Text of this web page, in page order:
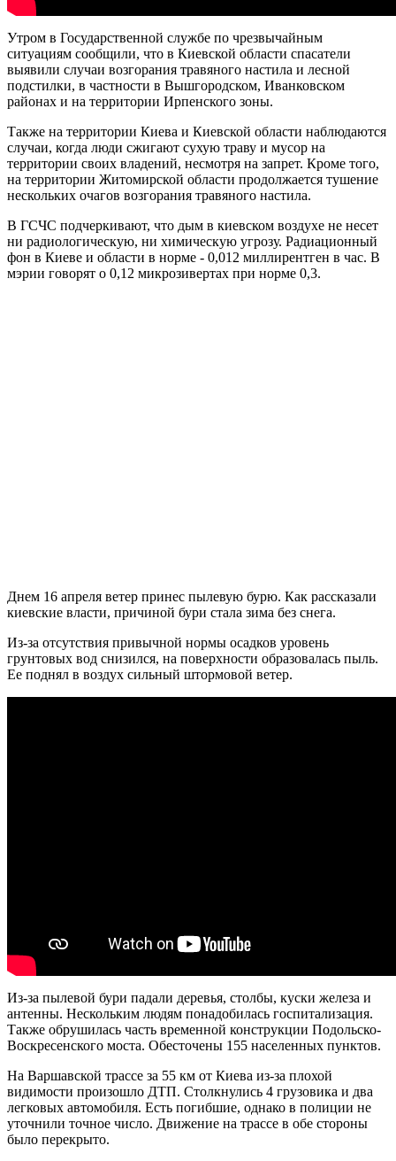
Утром в Государственной службе по чрезвычайным
ситуациям сообщили, что в Киевской области спасатели
выявили случаи возгорания травяного настила и лесной
подстилки, в частности в Вышгородском, Иванковском
районах и на территории Ирпенского зоны.
Также на территории Киева и Киевской области наблюдаются
случаи, когда люди сжигают сухую траву и мусор на
территории своих владений, несмотря на запрет. Кроме того,
на территории Житомирской области продолжается тушение
нескольких очагов возгорания травяного настила.
В ГСЧС подчеркивают, что дым в киевском воздухе не несет
ни радиологическую, ни химическую угрозу. Радиационный
фон в Киеве и области в норме - 0,012 миллирентген в час. В
мэрии говорят о 0,12 микрозивертах при норме 0,3.
Днем 16 апреля ветер принес пылевую бурю. Как рассказали
киевские власти, причиной бури стала зима без снега.
Из-за отсутствия привычной нормы осадков уровень
грунтовых вод снизился, на поверхности образовалась пыль.
Ее поднял в воздух сильный штормовой ветер.
Из-за пылевой бури падали деревья, столбы, куски железа и
антенны. Нескольким людям понадобилась госпитализация.
Также обрушилась часть временной конструкции Подольско-
Воскресенского моста. Обесточены 155 населенных пунктов.
На Варшавской трассе за 55 км от Киева из-за плохой
видимости произошло ДТП. Столкнулись 4 грузовика и два
легковых автомобиля. Есть погибшие, однако в полиции не
уточнили точное число. Движение на трассе в обе стороны
было перекрыто.